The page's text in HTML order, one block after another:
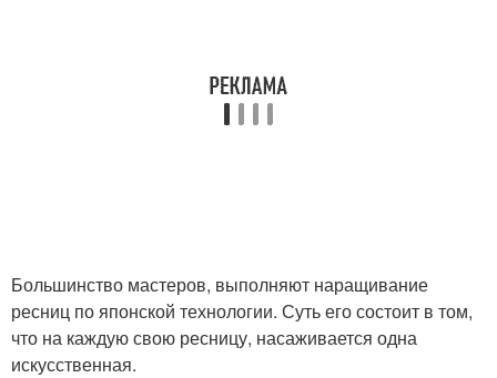
Большинство мастеров, выполняют наращивание
ресниц по японской технологии. Суть его состоит в том,
что на каждую свою ресницу, насаживается одна
искусственная.